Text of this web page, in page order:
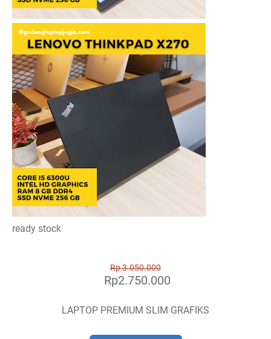
ready stock
Rp 3.050.000
Rp2.750.000
LAPTOP PREMIUM SLIM GRAFIKS